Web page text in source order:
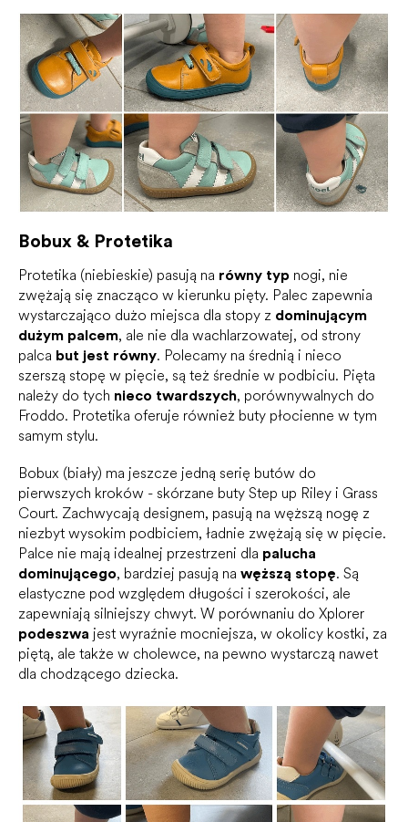
Bobux & Protetika
Protetika (niebieskie) pasują na równy typ nogi, nie
zwężają się znacząco w kierunku pięty. Palec zapewnia
wystarczająco dużo miejsca dla stopy z dominującym
dużym palcem, ale nie dla wachlarzowatej, od strony
palca but jest równy. Polecamy na średnią i nieco
szerszą stopę w pięcie, są też średnie w podbiciu. Pięta
należy do tych nieco twardszych, porównywalnych do
Froddo. Protetika oferuje również buty płocienne w tym
samym stylu.
Bobux (biały) ma jeszcze jedną serię butów do
pierwszych kroków - skórzane buty Step up Riley i Grass
Court. Zachwycają designem, pasują na węższą nogę z
niezbyt wysokim podbiciem, ładnie zwężają się w pięcie.
Palce nie mają idealnej przestrzeni dla palucha
dominującego, bardziej pasują na węższą stopę. Są
elastyczne pod względem długości i szerokości, ale
zapewniają silniejszy chwyt. W porównaniu do Xplorer
podeszwa jest wyraźnie mocniejsza, w okolicy kostki, za
piętą, ale także w cholewce, na pewno wystarczą nawet
dla chodzącego dziecka.